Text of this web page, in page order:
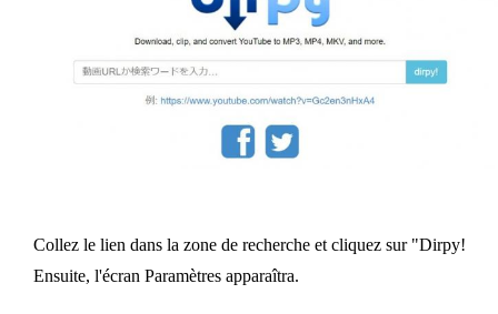
Collez le lien dans la zone de recherche et cliquez sur "Dirpy!
Ensuite, l'écran Paramètres apparaîtra.